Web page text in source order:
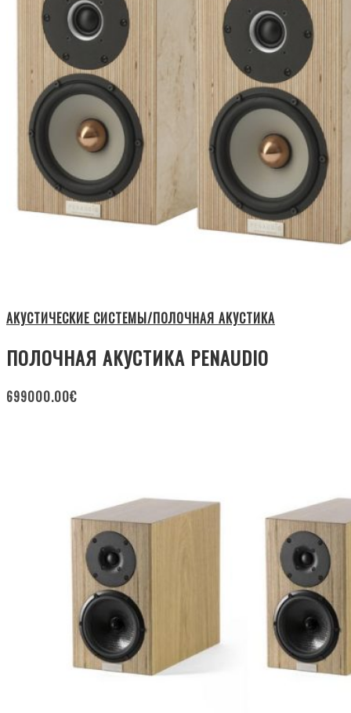
АКУСТИЧЕСКИЕ СИСТЕМЫ/ПОЛОЧНАЯ АКУСТИКА
ПОЛОЧНАЯ АКУСТИКА PENAUDIO
699000.00€